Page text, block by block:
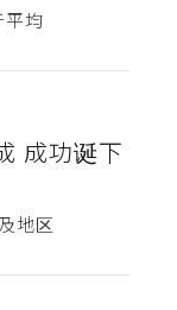
平均
成功诞下
地区